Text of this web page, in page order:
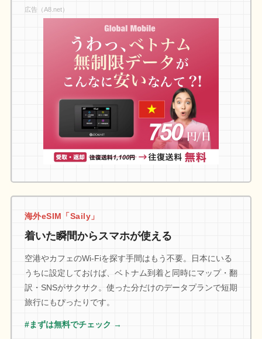
広告（A8.net）
海外eSIM「Saily」
着いた瞬間からスマホが使える
空港やカフェのWi-Fiを探す手間はもう不要。日本にいる
うちに設定しておけば、ベトナム到着と同時にマップ・翻
訳・SNSがサクサク。使った分だけのデータプランで短期
旅行にもぴったりです。
#まずは無料でチェック →